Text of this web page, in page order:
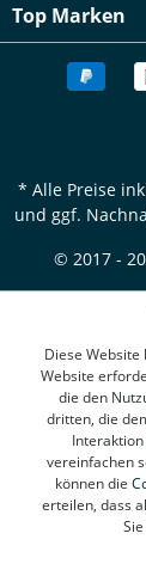
Top Marken
* Alle Preise
und ggf.
© 2017 -
Diese
Website
die den
dritten, die
vereinfachen
können die
erteilen, dass